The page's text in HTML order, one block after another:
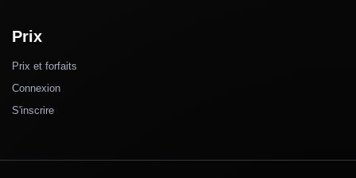
Prix
Prix et forfaits
Connexion
S'inscrire